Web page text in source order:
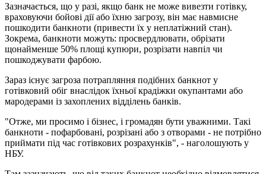
Зазначається, що у разі, якщо банк не може вивезти готівку,
враховуючи бойові дії або їхню загрозу, він має навмисне
пошкодити банкноти (привести їх у неплатіжний стан).
Зокрема, банкноти можуть: просвердлювати, обрізати
щонайменше 50% площі купюри, розрізати навпіл чи
пошкоджувати фарбою.
Зараз існує загроза потрапляння подібних банкнот у
готівковий обіг внаслідок їхньої крадіжки окупантами або
мародерами із захоплених відділень банків.
"Отже, ми просимо і бізнес, і громадян бути уважними. Такі
банкноти - пофарбовані, розрізані або з отворами - не потрібно
приймати під час готівкових розрахунків", - наголошують у
НБУ.